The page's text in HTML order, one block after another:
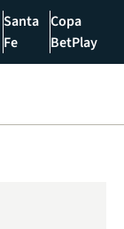
Santa
Fe
Copa
BetPlay